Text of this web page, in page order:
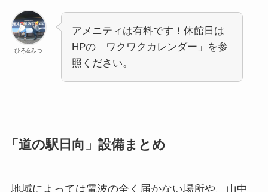
ひろ&みつ
アメニティは有料です！休館日は
HPの「ワクワクカレンダー」を参
照ください。
「道の駅日向」設備まとめ
地域によっては電波の全く届かない場所や、山中